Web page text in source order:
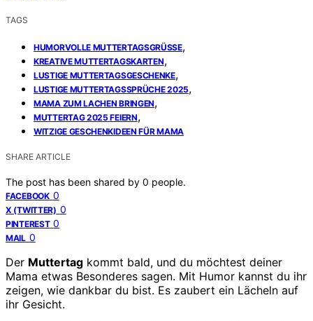
TAGS
HUMORVOLLE MUTTERTAGSGRÜSSE ,
KREATIVE MUTTERTAGSKARTEN,
LUSTIGE MUTTERTAGSGESCHENKE,
LUSTIGE MUTTERTAGSSPRÜCHE 2025,
MAMA ZUM LACHEN BRINGEN,
MUTTERTAG 2025 FEIERN,
WITZIGE GESCHENKIDEEN FÜR MAMA
SHARE ARTICLE
The post has been shared by 0 people.
FACEBOOK 0
X (TWITTER) 0
PINTEREST 0
MAIL 0
Der Muttertag kommt bald, und du möchtest deiner
Mama etwas Besonderes sagen. Mit Humor kannst du ihr
zeigen, wie dankbar du bist. Es zaubert ein Lächeln auf
ihr Gesicht.